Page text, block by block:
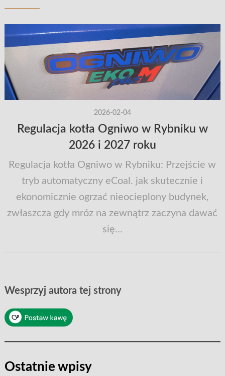
2026-02-04
Regulacja kotła Ogniwo w Rybniku w
2026 i 2027 roku
Regulacja kotła Ogniwo w Rybniku: Przejście w
tryb automatyczny eCoal. jak skutecznie i
ekonomicznie ogrzać nieocieplony budynek,
zwłaszcza gdy mróz na zewnątrz zaczyna dawać
się...
Wesprzyj autora tej strony
Ostatnie wpisy